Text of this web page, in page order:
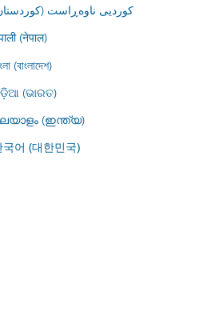
کوردیی ناوەڕاست
(नेपाल)
(বাংলাদেশ)
(ଭାରତ)
(ഇന്ത്യ)
국어 (대한민국)